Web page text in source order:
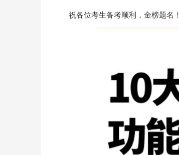
祝各位考生备考顺利，金榜题名！